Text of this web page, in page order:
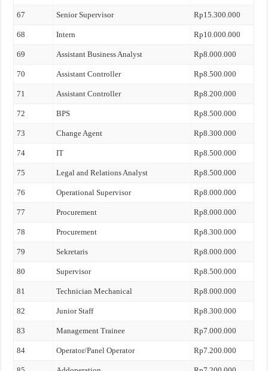
67 Senior Supervisor Rp15.300.000
68 Intern Rp10.000.000
69 Assistant Business Analyst Rp8.000.000
70 Assistant Controller Rp8.500.000
71 Assistant Controller Rp8.200.000
72 BPS Rp8.500.000
73 Change Agent Rp8.300.000
74 IT Rp8.500.000
75 Legal and Relations Analyst Rp8.500.000
76 Operational Supervisor Rp8.000.000
77 Procurement Rp8.000.000
78 Procurement Rp8.300.000
79 Sekretaris Rp8.000.000
80 Supervisor Rp8.500.000
81 Technician Mechanical Rp8.000.000
82 Junior Staff Rp8.300.000
83 Management Trainee Rp7.000.000
84 Operator/Panel Operator Rp7.200.000